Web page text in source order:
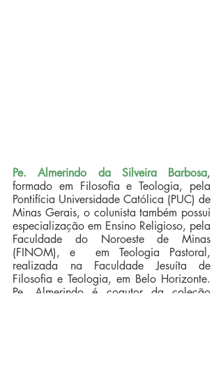
Pe. Almerindo da Silveira Barbosa,
formado em Filosofia e Teologia, pela
Pontifícia Universidade Católica (PUC) de
Minas Gerais, o colunista também possui
especialização em Ensino Religioso, pela
Faculdade do Noroeste de Minas
(FINOM), e  em Teologia Pastoral,
realizada na Faculdade Jesuíta de
Filosofia e Teologia, em Belo Horizonte.
Pe. Almerindo é coautor da coleção